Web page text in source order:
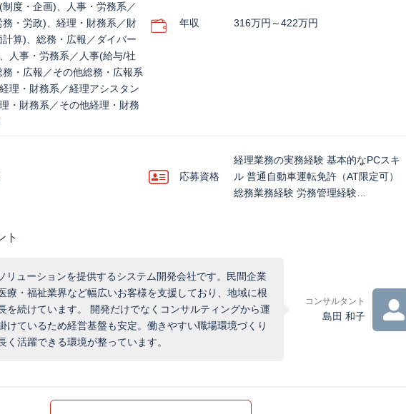
制度・企画)、人事・労務系／
務・労政)、経理・財務系／財
計算)、総務・広報／ダイバー
人事・労務系／人事(給与/社
務・広報／その他総務・広報系
理・財務系／経理アシスタン
・財務系／その他経理・財務
年収 316万円～422万円
応募資格
経理業務の実務経験 基本的なPCスキ
ル 普通自動車運転免許（AT限定可）
総務業務経験 労務管理経験…
ト
リューションを提供するシステム開発会社です。民間企業
療・福祉業界など幅広いお客様を支援しており、地域に根
を続けています。 開発だけでなくコンサルティングから運
けているため経営基盤も安定。働きやすい職場環境づくり
く活躍できる環境が整っています。
コンサルタント
島田 和子